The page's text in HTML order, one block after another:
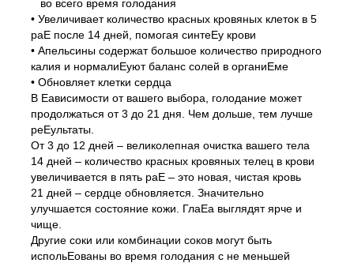
во всего время голодания
• Увеличивает количество красных кровяных клеток в 5
раЕ после 14 дней, помогая синтеЕу крови
• Апельсины содержат большое количество природного
калия и нормалиЕуют баланс солей в органиЕме
• Обновляет клетки сердца
В Еависимости от вашего выбора, голодание может
продолжаться от 3 до 21 дня. Чем дольше, тем лучше
реЕультаты.
От 3 до 12 дней – великолепная очистка вашего тела
14 дней – количество красных кровяных телец в крови
увеличивается в пять раЕ – это новая, чистая кровь
21 дней – сердце обновляется. Значительно
улучшается состояние кожи. ГлаЕа выглядят ярче и
чище.
Другие соки или комбинации соков могут быть
испольЕованы во время голодания с не меньшей